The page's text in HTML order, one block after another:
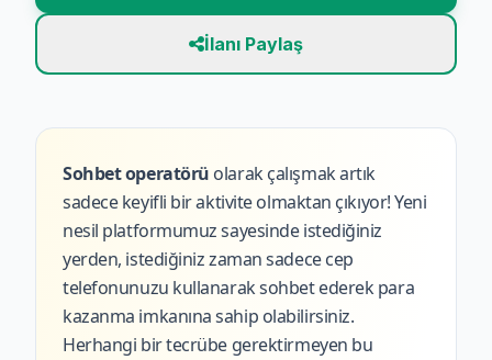
İlanı Paylaş
Sohbet operatörü olarak çalışmak artık
sadece keyifli bir aktivite olmaktan çıkıyor! Yeni
nesil platformumuz sayesinde istediğiniz
yerden, istediğiniz zaman sadece cep
telefonunuzu kullanarak sohbet ederek para
kazanma imkanına sahip olabilirsiniz.
Herhangi bir tecrübe gerektirmeyen bu